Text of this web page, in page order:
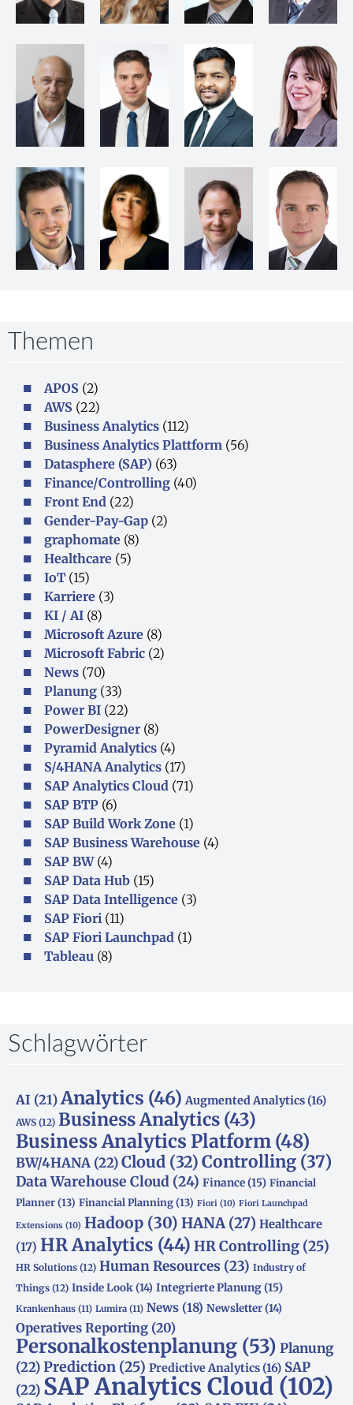
Themen
APOS (2)
AWS (22)
Business Analytics (112)
Business Analytics Plattform (56)
Datasphere (SAP) (63)
Finance/Controlling (40)
Front End (22)
Gender-Pay-Gap (2)
graphomate (8)
Healthcare (5)
IoT (15)
Karriere (3)
KI / AI (8)
Microsoft Azure (8)
Microsoft Fabric (2)
News (70)
Planung (33)
Power BI (22)
PowerDesigner (8)
Pyramid Analytics (4)
S/4HANA Analytics (17)
SAP Analytics Cloud (71)
SAP BTP (6)
SAP Build Work Zone (1)
SAP Business Warehouse (4)
SAP BW(4)
SAP Data Hub (15)
SAP Data Intelligence (3)
SAP Fiori (11)
SAP Fiori Launchpad (1)
Tableau (8)
Schlagwörter
AI (21) Analytics (46) Augmented Analytics(16)
AWS (12) Business Analytics (43)
Business Analytics Platform (48)
BW/4HANA (22)Cloud (32) Controlling (37)
Data Warehouse Cloud (24) Finance(15) Financial
Planner(13) Financial Planning(13) Fiori (10) Fiori Launchpad
Extensions (10) Hadoop (30) HANA (27) Healthcare
(17) HR Analytics (44) HR Controlling (25)
HR Solutions (12) Human Resources (23) Industry of
Things (12) Inside Look(14) Integrierte Planung(15)
Krankenhaus (11) Lumira (11) News (18) Newsletter(14)
Operatives Reporting (20)
Personalkostenplanung (53) Planung
(22)Prediction (25) Predictive Analytics(16) SAP
(22) SAP Analytics Cloud (102)